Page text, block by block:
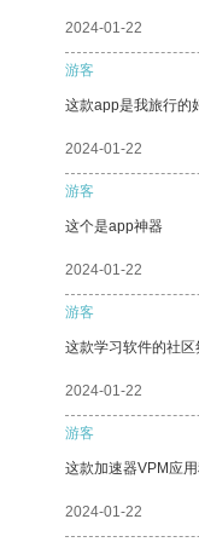
2024-01-22
游客
这款app是我旅行的
2024-01-22
游客
这个是app神器
2024-01-22
游客
这款学习软件的社区
2024-01-22
游客
这款加速器VPM应
2024-01-22